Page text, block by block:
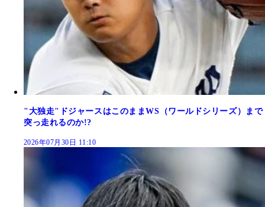
"大独走"ドジャースはこのままWS（ワールドシリーズ）まで
突っ走れるのか!?
2026年07月30日 11:10